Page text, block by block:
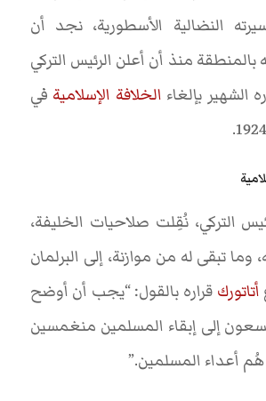
النضالية الأسطورية، نجد أن
منذ أن أعلن الرئيس التركي
الشهير بإلغاء الخلافة الإسلامية في
التركي، نُقِلت صلاحيات الخليفة،
تبقى له من موازنة، إلى البرلمان
أتاتورك قراره بالقول: “يجب أن أوضح
إلى إبقاء المسلمين منغمسين
أعداء المسلمين.”